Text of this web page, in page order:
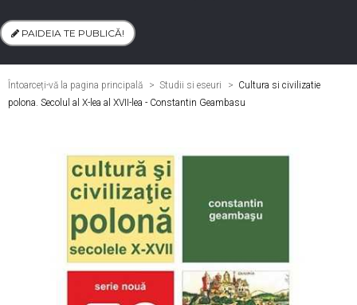
PAIDEIA TE PUBLICĂ!
Întoarceți-vă la pagina principală Studii si eseuri > Cultura si civilizatie
polona. Secolul al X-lea al XVII-lea - Constantin Geambasu